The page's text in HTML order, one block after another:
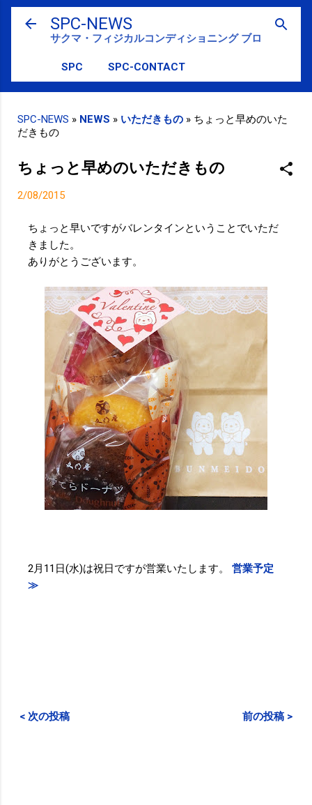
スキップしてメイン コンテンツに移動
SPC-NEWS
サクマ・フィジカルコンディショニング ブログ
SPC SPC-CONTACT
SPC-NEWS » NEWS » いただきもの » ちょっと早めのいた
だきもの
ちょっと早めのいただきもの
2/08/2015
ちょっと早いですがバレンタインということでいただ
きました。
ありがとうございます。
2月11日(水)は祝日ですが営業いたします。 営業予定
≫
< 次の投稿 前の投稿 >